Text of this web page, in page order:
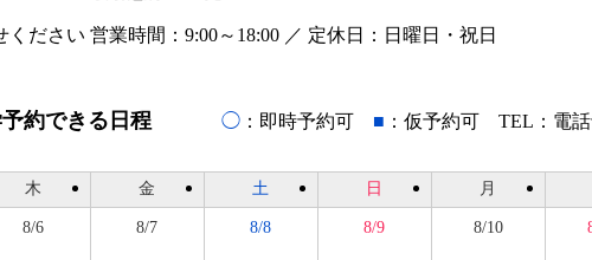
ください 営業時間：9:00～18:00 ／ 定休日：日曜日・祝日
約できる日程 ◯：即時予約可 ■ ：仮予約可 TEL：電
木
8/6
金
8/7
土
8/8
日
8/9
月
8/10